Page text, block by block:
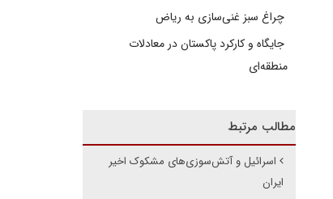
چراغ سبز غنی‌سازی به ریاض
جایگاه و کارکرد پاکستان در معادلات
منطقه‌ای
مطالب مرتبط
اسرائیل و آتش‌سوزی‌های مشکوک اخیر
ایران